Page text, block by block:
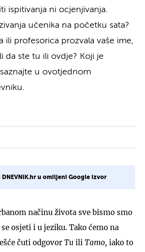
ispitivanja ni ocjenjivanja.
učenika na početku sata?
ili profesorica prozvala vaše ime,
da ste tu ili ovdje? Koji je
u ovotjednom
DNEVNIK.hr u omiljeni Google izvor
načinu života sve bismo smo
osjeti i u jeziku. Tako ćemo na
čuti odgovor Tu ili Tamo, iako to